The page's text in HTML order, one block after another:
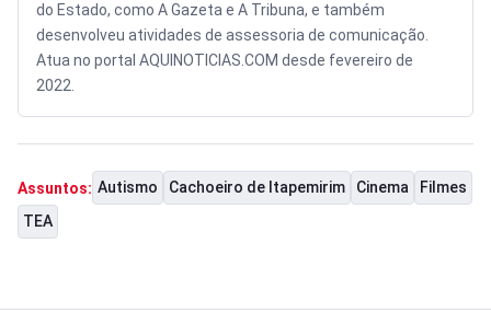
do Estado, como A Gazeta e A Tribuna, e também
desenvolveu atividades de assessoria de comunicação.
Atua no portal AQUINOTICIAS.COM desde fevereiro de
2022.
Assuntos: Autismo Cachoeiro de Itapemirim Cinema
Filmes
TEA